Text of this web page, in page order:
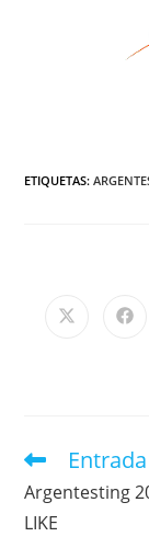
ETIQUETAS:
Argentesting
LIKE